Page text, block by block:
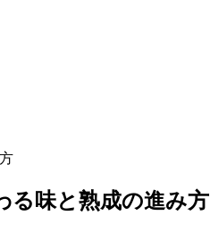
る味と熟成の進み方